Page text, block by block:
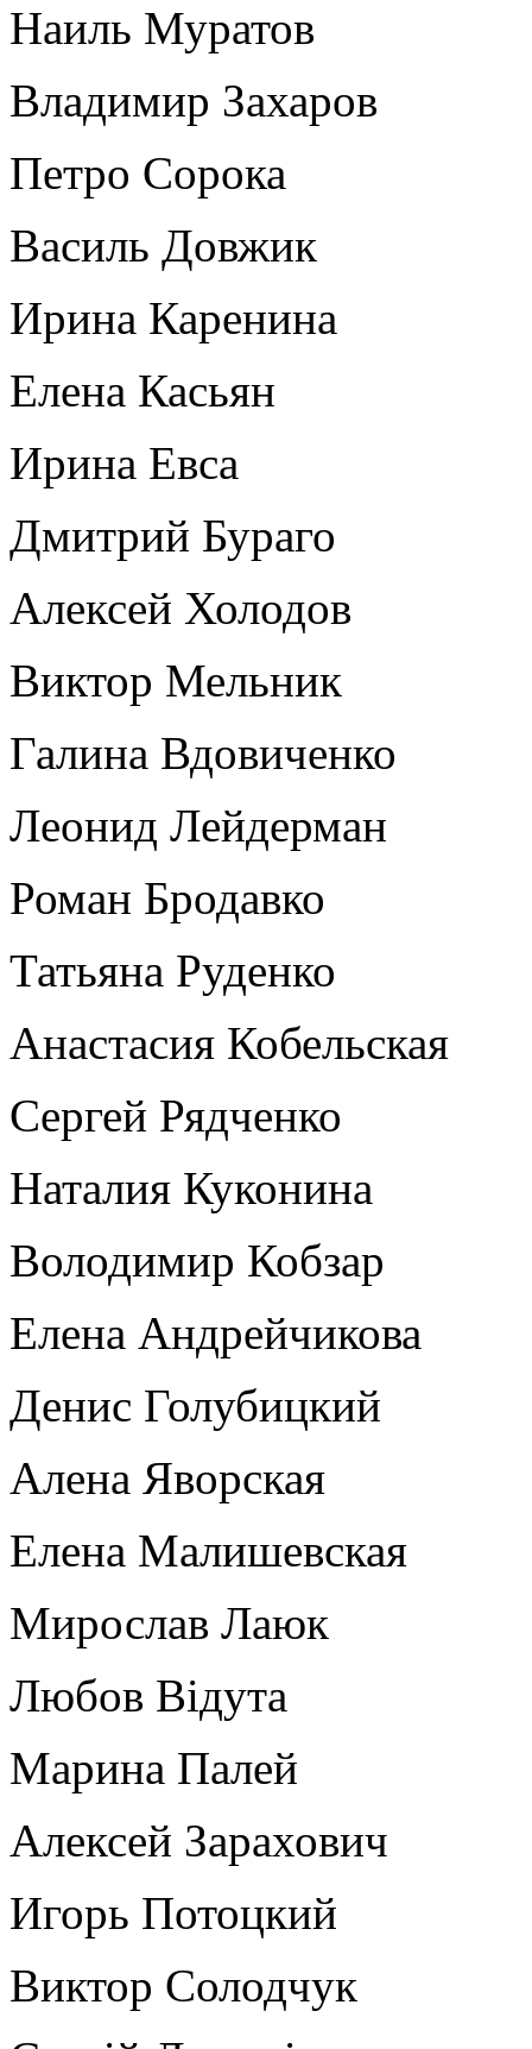
Наиль Муратов
Владимир Захаров
Петро Сорока
Василь Довжик
Ирина Каренина
Елена Касьян
Ирина Евса
Дмитрий Бураго
Алексей Холодов
Виктор Мельник
Галина Вдовиченко
Леонид Лейдерман
Роман Бродавко
Татьяна Руденко
Анастасия Кобельская
Сергей Рядченко
Наталия Куконина
Володимир Кобзар
Елена Андрейчикова
Денис Голубицкий
Алена Яворская
Елена Малишевская
Мирослав Лаюк
Любов Відута
Марина Палей
Алексей Зарахович
Игорь Потоцкий
Виктор Солодчук